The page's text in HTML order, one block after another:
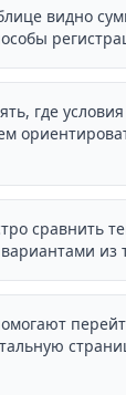
видно
где
сравнить
из